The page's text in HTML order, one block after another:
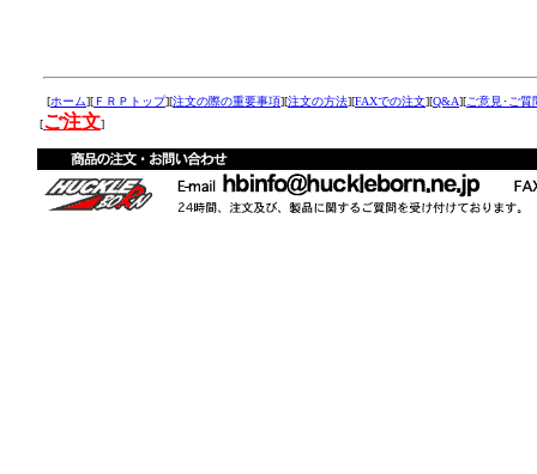
[ホーム][ＦＲＰトップ][注文の際の重要事項][注文の方法][FAXでの注文][Q&A][ご意見･ご質
[ご注文]